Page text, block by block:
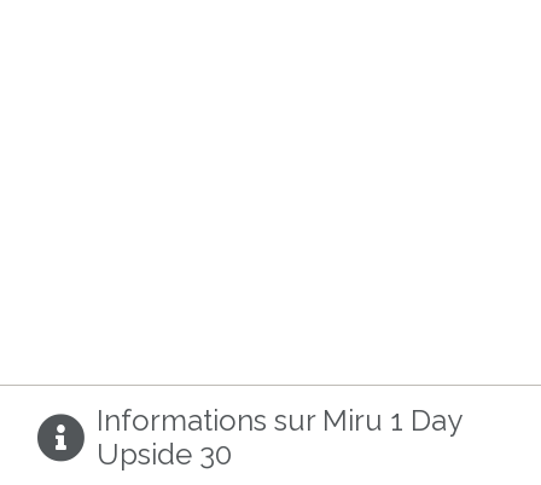
Informations sur Miru 1 Day
Upside 30